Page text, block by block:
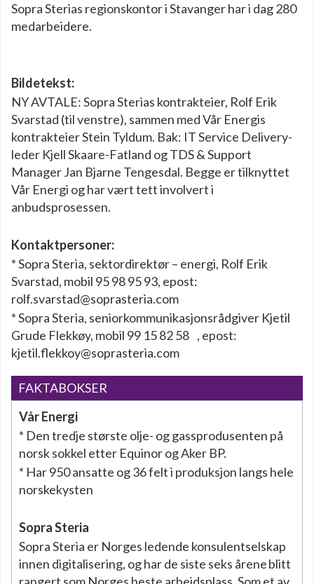
Sopra Sterias regionskontor i Stavanger har i dag 280
medarbeidere.
Bildetekst:
NY AVTALE: Sopra Sterias kontrakteier, Rolf Erik
Svarstad (til venstre), sammen med Vår Energis
kontrakteier Stein Tyldum. Bak: IT Service Delivery-
leder Kjell Skaare-Fatland og TDS & Support
Manager Jan Bjarne Tengesdal. Begge er tilknyttet
Vår Energi og har vært tett involvert i
anbudsprosessen.
Kontaktpersoner:
* Sopra Steria, sektordirektør – energi, Rolf Erik
Svarstad, mobil 95 98 95 93, epost:
rolf.svarstad@soprasteria.com
* Sopra Steria, seniorkommunikasjonsrådgiver Kjetil
Grude Flekkøy, mobil 99 15 82 58 , epost:
kjetil.flekkoy@soprasteria.com
FAKTABOKSER
Vår Energi
* Den tredje største olje- og gassprodusenten på
norsk sokkel etter Equinor og Aker BP.
* Har 950 ansatte og 36 felt i produksjon langs hele
norskekysten
Sopra Steria
Sopra Steria er Norges ledende konsulentselskap
innen digitalisering, og har de siste seks årene blitt